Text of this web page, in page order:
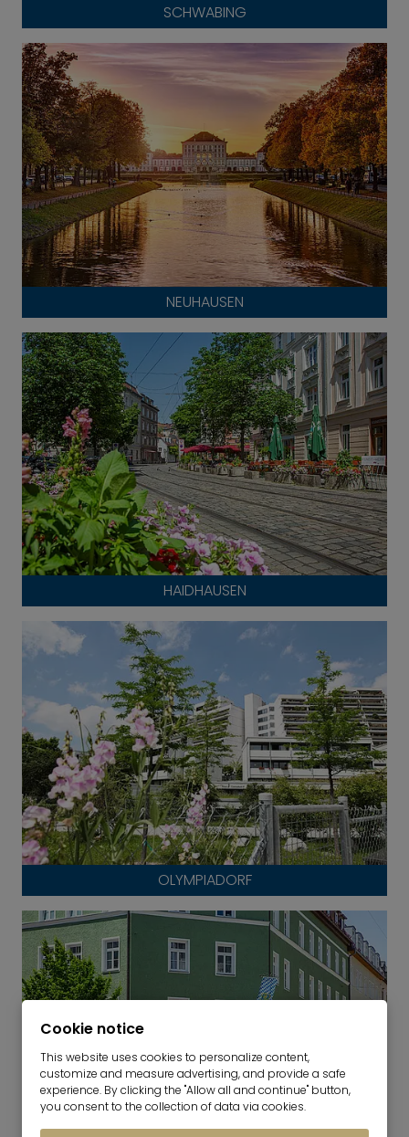
SCHWABING
NEUHAUSEN
HAIDHAUSEN
OLYMPIADORF
Cookie notice
This website uses cookies to personalize content,
customize and measure advertising, and provide a safe
experience. By clicking the "Allow all and continue" button,
you consent to the collection of data via cookies.